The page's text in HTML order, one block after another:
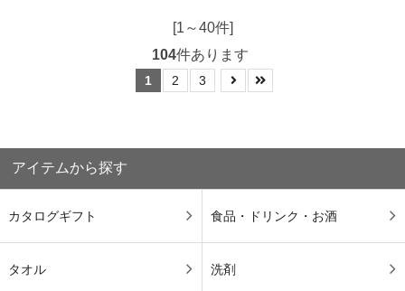
[1～40件]
104件あります
1 2 3
アイテムから探す
カタログギフト 食品・ドリンク・お酒
タオル 洗剤